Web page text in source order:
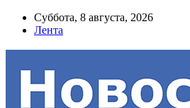
Суббота, 8 августа, 2026
Лента